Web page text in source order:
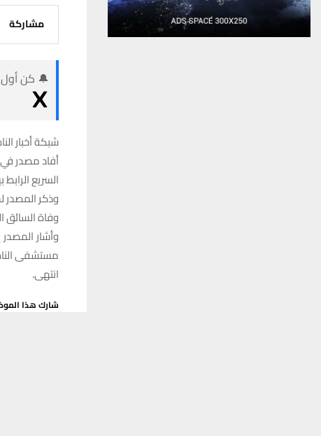
مشاركة
🔔 كن أول
شبكة أخبار
السريع
وذكر المصدر
وفاة السائق البالغ من العمر 40 عاماً،
وأشار
مستشفى
انتهى.
شارك هذا